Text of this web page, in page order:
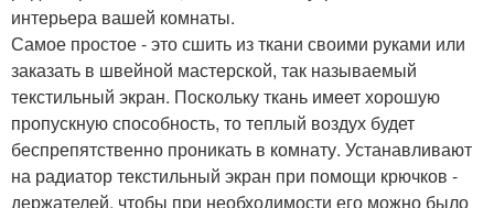
интерьера вашей комнаты.
Самое простое - это сшить из ткани своими руками или
заказать в швейной мастерской, так называемый
текстильный экран. Поскольку ткань имеет хорошую
пропускную способность, то теплый воздух будет
беспрепятственно проникать в комнату. Устанавливают
на радиатор текстильный экран при помощи крючков -
держателей, чтобы при необходимости его можно было